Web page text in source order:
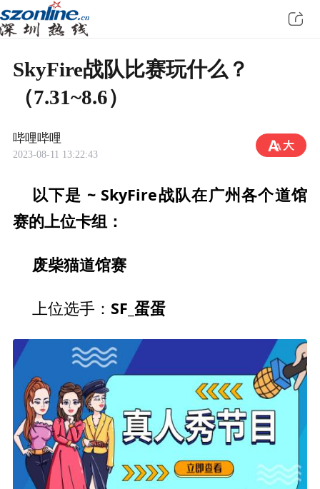
SkyFire战队比赛玩什么？
（7.31~8.6）
哔哩哔哩
2023-08-11 13:22:43
以下是 ~ SkyFire战队在广州各个道馆
赛的上位卡组：
废柴猫道馆赛
上位选手： SF_蛋蛋